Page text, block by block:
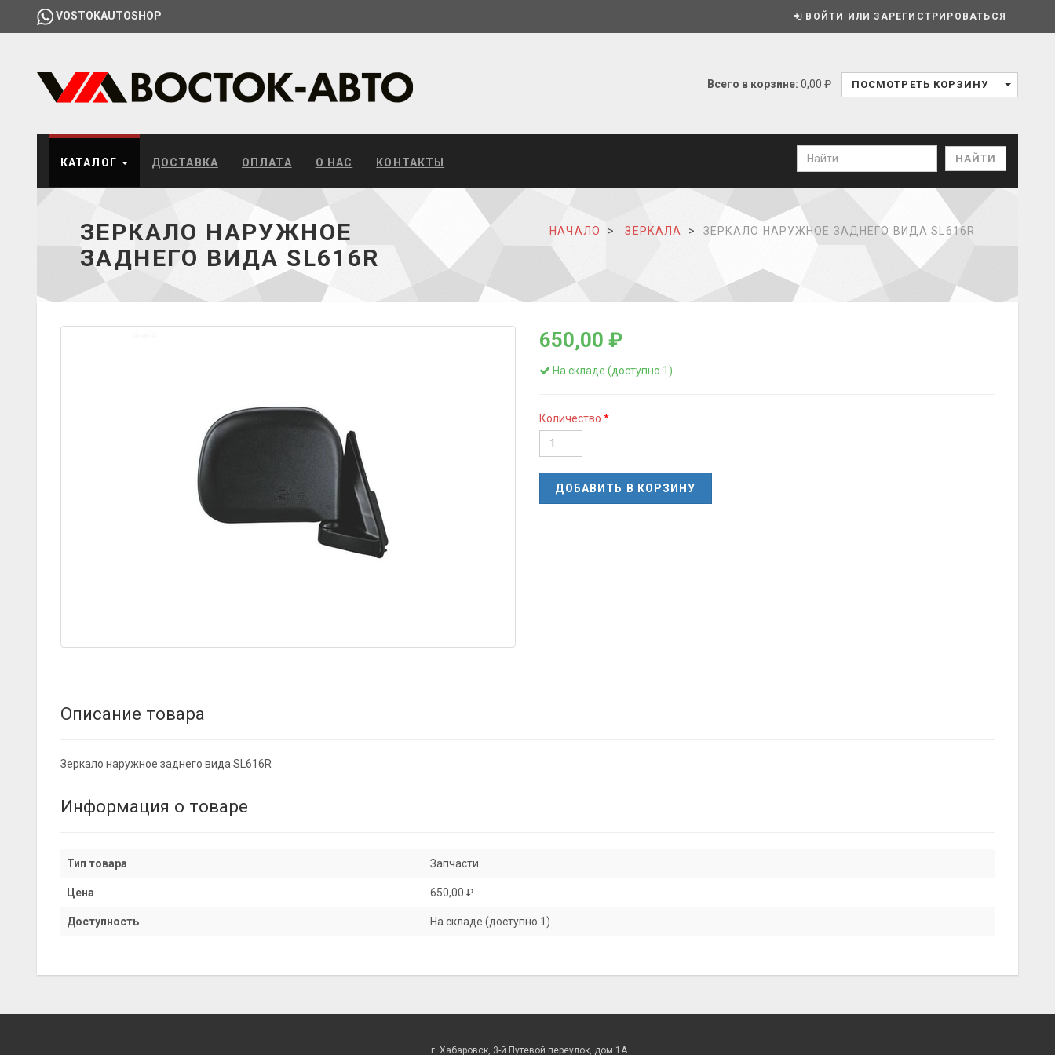
VOSTOKAUTOSHOP ВОЙТИ ИЛИ ЗАРЕГИСТРИРОВАТЬСЯ
Всего в корзине: 0,00 ₽ ПОСМОТРЕТЬ КОРЗИНУ
КАТАЛОГ ДОСТАВКА ОПЛАТА О НАС КОНТАКТЫ
ЗЕРКАЛО НАРУЖНОЕ
ЗАДНЕГО ВИДА SL616R
НАЧАЛО ЗЕРКАЛА ЗЕРКАЛО НАРУЖНОЕ ЗАДНЕГО ВИДА SL616R
650,00 ₽
На складе (доступно 1)
Количество
ДОБАВИТЬ В КОРЗИНУ
Описание товара
Зеркало наружное заднего вида SL616R
Информация о товаре
Тип товара Запчасти
Цена 650,00 ₽
Доступность На складе (доступно 1)
г. Хабаровск, 3-й Путевой переулок, дом 1А